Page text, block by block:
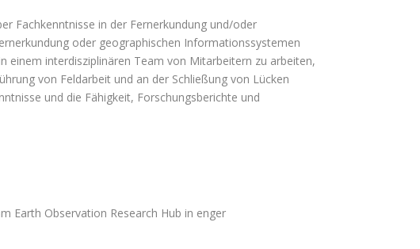
Fachkenntnisse in der Fernerkundung und/oder
oder geographischen Informationssystemen
einem interdisziplinären Team von Mitarbeitern zu arbeiten,
von Feldarbeit und an der Schließung von Lücken
und die Fähigkeit, Forschungsberichte und
Earth Observation Research Hub in enger